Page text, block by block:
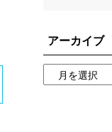
アーカイブ